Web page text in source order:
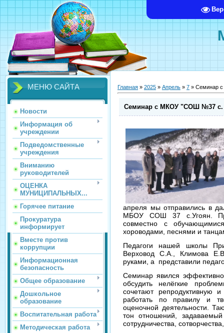
МЕНЮ САЙТА
Новости
Информация об
учреждении
Подведомственные
учреждения
Вниманию
руководителей
ОЦЕНКА
МУНИЦИПАЛЬНЫХ...
Горячее питание
Прокуратура
информирует
Вместе против
коррупции
Информационная
безопасность
Общее образование
Дошкольное
образование
Воспитательная работа
Методическая работа
Главная » 2025 » Апрель » 7 » Семинар
Семинар с МКОУ "СОШ №37 с.
апреля мы отправились в
МБОУ СОШ 37 с.Угоян.
совместно с
хороводами, песнями и
Педагоги нашей школы
Верховод С.А., Климова
руками, а представили
Семинар явился
обсудить нелёгкие
сочетают репродуктивную
работать по правилу и
оценочной деятельности.
тон отношений,
сотрудничества,